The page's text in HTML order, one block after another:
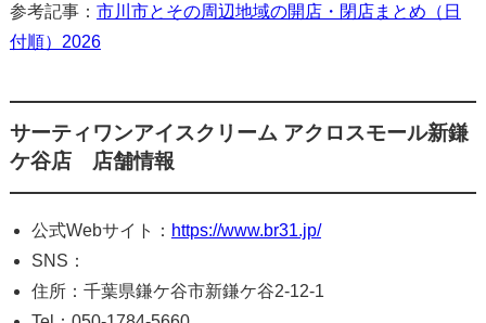
参考記事： 市川市とその周辺地域の開店・閉店まとめ（日
付順）2026
サーティワンアイスクリーム アクロスモール新鎌
ケ谷店 店舗情報
公式Webサイト： https://www.br31.jp/
SNS：
住所：千葉県鎌ケ谷市新鎌ケ谷2-12-1